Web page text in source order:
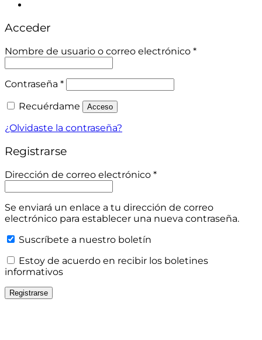
Acceder
Nombre de usuario o correo electrónico *Obligatorio
Contraseña *Obligatorio
Recuérdame Acceso
¿Olvidaste la contraseña?
Registrarse
Dirección de correo electrónico *Obligatorio
Se enviará un enlace a tu dirección de correo
electrónico para establecer una nueva contraseña.
Suscríbete a nuestro boletín
Estoy de acuerdo en recibir los boletines
informativos
Registrarse